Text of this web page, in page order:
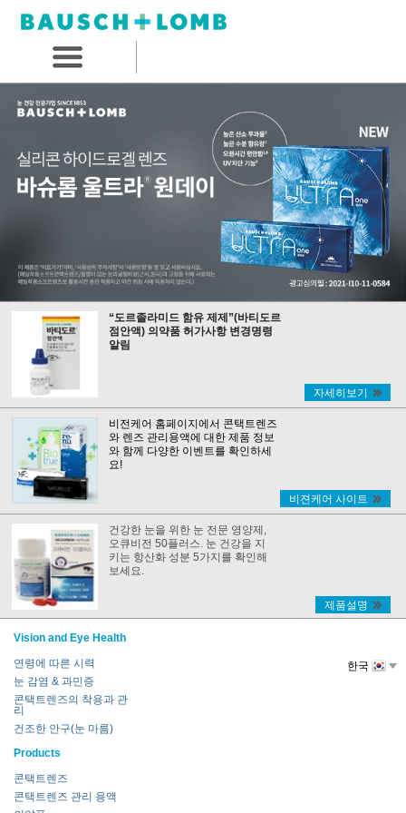
“도르졸라미드 함유 제제”(바티도르
점안액) 의약품 허가사항 변경명령
알림
자세히보기
비전케어 홈페이지에서 콘택트렌즈
와 렌즈 관리용액에 대한 제품 정보
와 함께 다양한 이벤트를 확인하세
요!
비젼케어 사이트
건강한 눈을 위한 눈 전문 영양제,
오큐비전 50플러스. 눈 건강을 지
키는 항산화 성분 5가지를 확인해
보세요.
제품설명
Vision and Eye Health
연령에 따른 시력
눈 감염 & 과민증
콘택트렌즈의 착용과 관
리
건조한 안구(눈 마름)
Products
콘택트렌즈
콘택트렌즈 관리 용액
한국